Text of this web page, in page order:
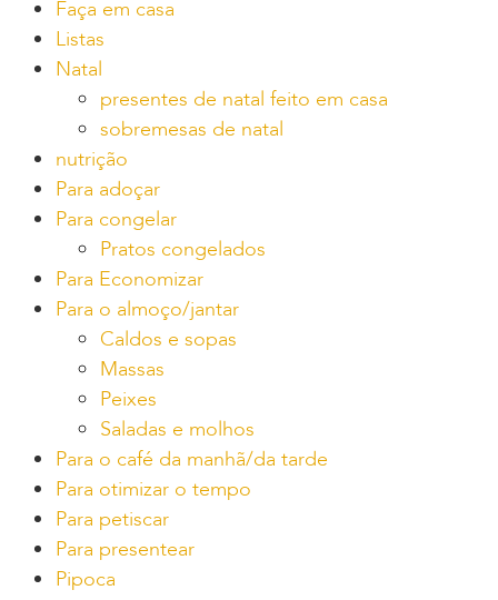
Faça em casa
Listas
Natal
presentes de natal feito em casa
sobremesas de natal
nutrição
Para adoçar
Para congelar
Pratos congelados
Para Economizar
Para o almoço/jantar
Caldos e sopas
Massas
Peixes
Saladas e molhos
Para o café da manhã/da tarde
Para otimizar o tempo
Para petiscar
Para presentear
Pipoca